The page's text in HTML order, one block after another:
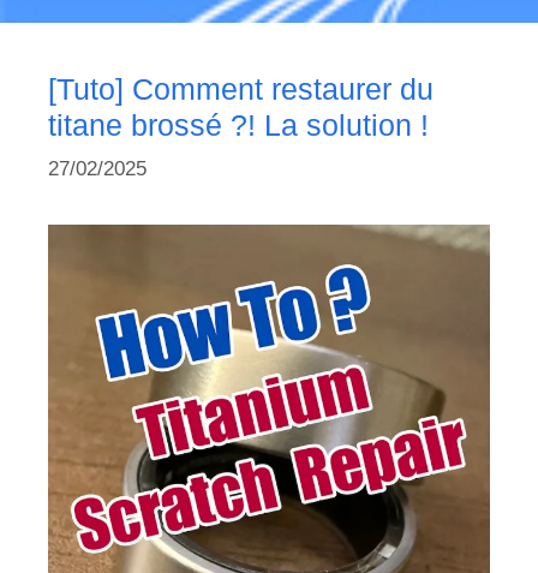
[Tuto] Comment restaurer du
titane brossé ?! La solution !
27/02/2025